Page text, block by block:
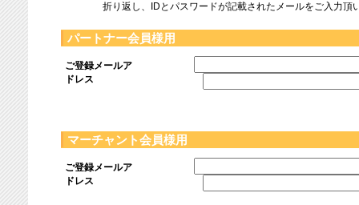
折り返し、IDとパスワードが記載されたメールをご入力頂
パートナー会員様用
ご登録メールア
ドレス
マーチャント会員様用
ご登録メールア
ドレス